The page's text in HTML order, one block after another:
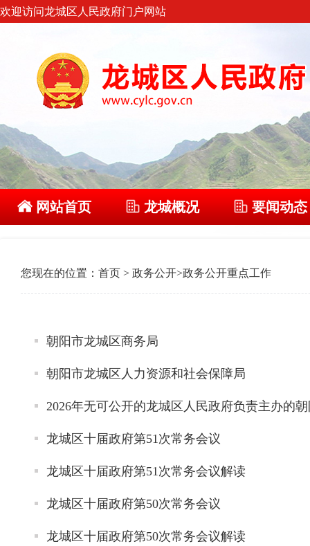
欢迎访问龙城区人民政府门户网站
网站首页 龙城概况 要闻动态
您现在的位置： 首页 > 政务公开>政务公开重点工作
朝阳市龙城区商务局
朝阳市龙城区人力资源和社会保障局
2026年无可公开的龙城区人民政府负责主办的
龙城区十届政府第51次常务会议
龙城区十届政府第51次常务会议解读
龙城区十届政府第50次常务会议
龙城区十届政府第50次常务会议解读